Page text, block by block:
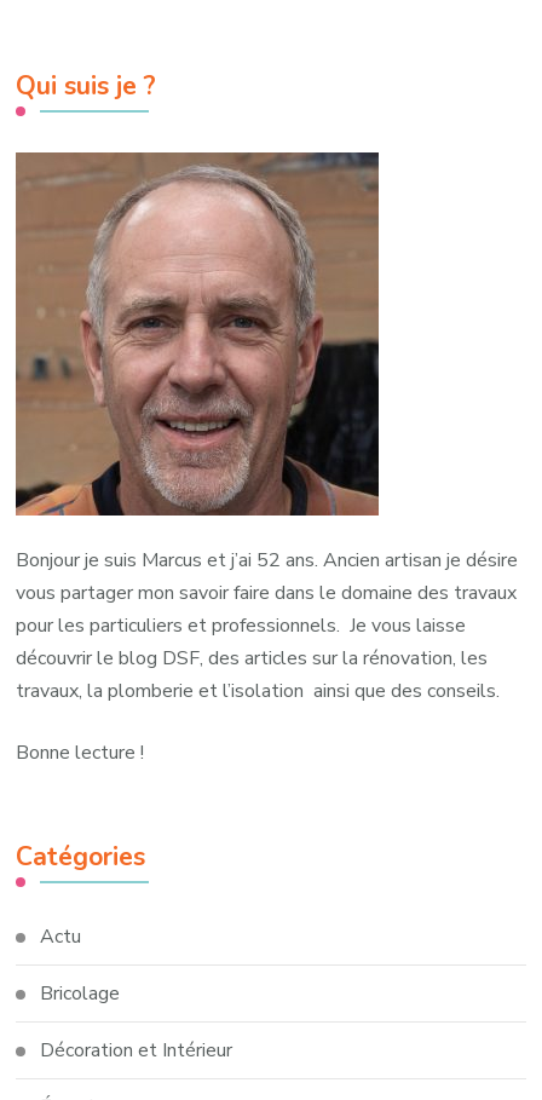
Qui suis je ?
Bonjour je suis Marcus et j’ai 52 ans. Ancien artisan je désire
vous partager mon savoir faire dans le domaine des travaux
pour les particuliers et professionnels. Je vous laisse
découvrir le blog DSF, des articles sur la rénovation, les
travaux, la plomberie et l’isolation ainsi que des conseils.
Bonne lecture !
Catégories
Actu
Bricolage
Décoration et Intérieur